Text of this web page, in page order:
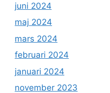
juni 2024
maj 2024
mars 2024
februari 2024
januari 2024
november 2023